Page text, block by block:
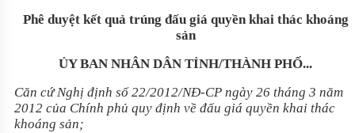
Phê duyệt kết quả trúng đấu giá quyền khai thác khoáng
sản
ỦY BAN NHÂN DÂN TỈNH/THÀNH PHỐ...
Căn cứ Nghị định số22/2012/NĐ-CP ngày 26 tháng 3 năm
2012 của Chính phủ quy định về đấu giá quyền khai thác
khoáng sản;